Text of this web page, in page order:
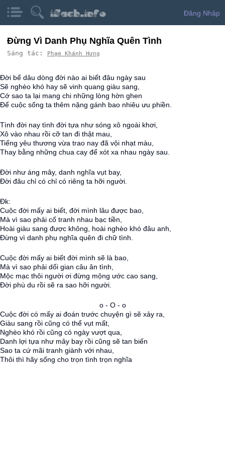
Đăng Nhập
Đừng Vì Danh Phụ Nghĩa Quên Tình
Sáng tác: Phạm Khánh Hưng
Đời bể dâu dòng đời nào ai biết đâu ngày sau
Sẽ nghèo khó hay sẽ vinh quang giàu sang,
Cớ sao ta lại mang chi những lòng hờn ghen
Để cuộc sống ta thêm nặng gánh bao nhiêu ưu phiền.
Tình đời nay tình đời tựa như sóng xô ngoài khơi,
Xô vào nhau rồi cỡ tan đi thật mau,
Tiếng yêu thương vừa trao nay đã vội nhạt màu,
Thay bằng những chua cay để xót xa nhau ngày sau.
Đời như áng mây, danh nghĩa vụt bay,
Đời đâu chỉ có chỉ có riêng ta hỡi người.
Đk:
Cuộc đời mấy ai biết, đời mình lâu được bao,
Mà vì sao phải cố tranh nhau bạc tiền,
Hoài giàu sang được không, hoài nghèo khó đâu anh,
Đừng vì danh phụ nghĩa quên đi chữ tình.
Cuộc đời mấy ai biết đời mình sẽ là bao,
Mà vì sao phải dối gian câu ân tình,
Mộc mạc thôi người ơi đừng mộng ước cao sang,
Đời phù du rồi sẽ ra sao hỡi người.
o - O - o
Cuộc đời có mấy ai đoán trước chuyện gì sẽ xảy ra,
Giàu sang rồi cũng có thể vụt mất,
Nghèo khó rồi cũng có ngày vượt qua,
Danh lợi tựa như mây bay rồi cũng sẽ tan biến
Sao ta cứ mãi tranh giành với nhau,
Thôi thì hãy sống cho trọn tình trọn nghĩa